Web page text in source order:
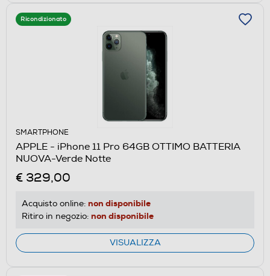
Ricondizionato
SMARTPHONE
APPLE - iPhone 11 Pro 64GB OTTIMO BATTERIA
NUOVA-Verde Notte
€ 329,00
Acquisto online: non disponibile
Ritiro in negozio: non disponibile
VISUALIZZA